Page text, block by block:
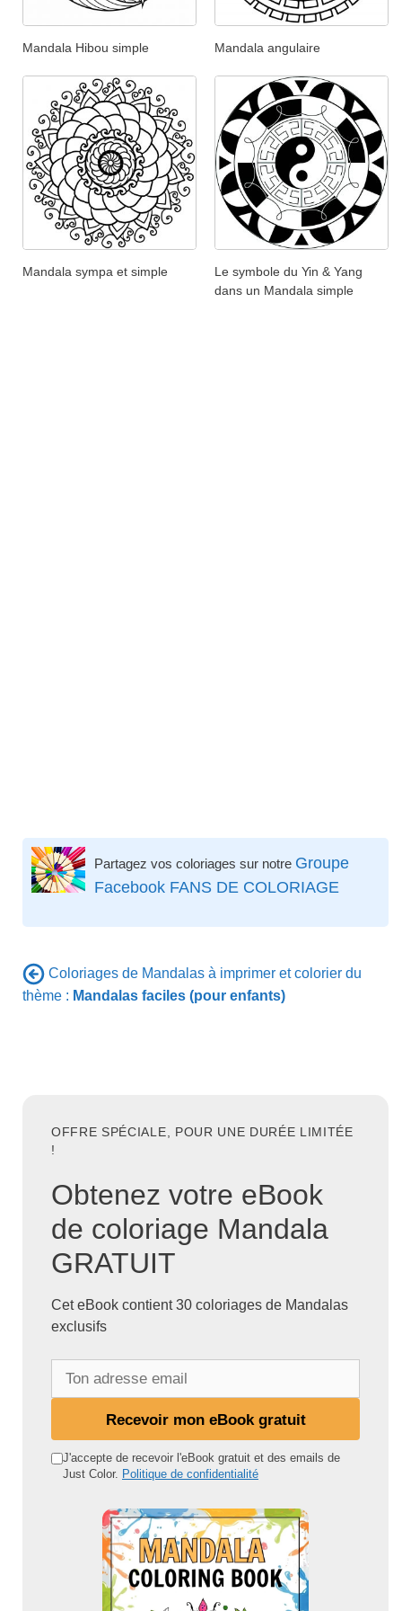
Mandala Hibou simple Mandala angulaire
Mandala sympa et simple
Le symbole du Yin & Yang
dans un Mandala simple
Partagez vos coloriages sur notre Groupe
Facebook FANS DE COLORIAGE
Coloriages de Mandalas à imprimer et colorier du
thème : Mandalas faciles (pour enfants)
OFFRE SPÉCIALE, POUR UNE DURÉE LIMITÉE
!
Obtenez votre eBook
de coloriage Mandala
GRATUIT
Cet eBook contient 30 coloriages de Mandalas
exclusifs
d
Recevoir mon eBook gratuit
J'accepte de recevoir l'eBook gratuit et des emails de
Just Color. Politique de confidentialité